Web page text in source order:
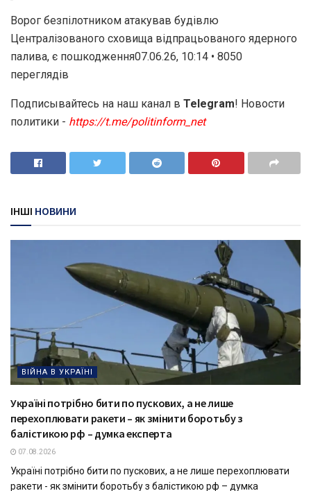
Ворог безпілотником атакував будівлю
Централізованого сховища відпрацьованого ядерного
палива, є пошкодження07.06.26, 10:14 • 8050
переглядiв
Подписывайтесь на наш канал в Telegram! Новости
политики - https://t.me/politinform_net
ІНШІ НОВИНИ
ВІЙНА В УКРАЇНІ
Україні потрібно бити по пускових, а не лише
перехоплювати ракети – як змінити боротьбу з
балістикою рф – думка експерта
07.08.2026
Україні потрібно бити по пускових, а не лише перехоплювати
ракети - як змінити боротьбу з балістикою рф – думка